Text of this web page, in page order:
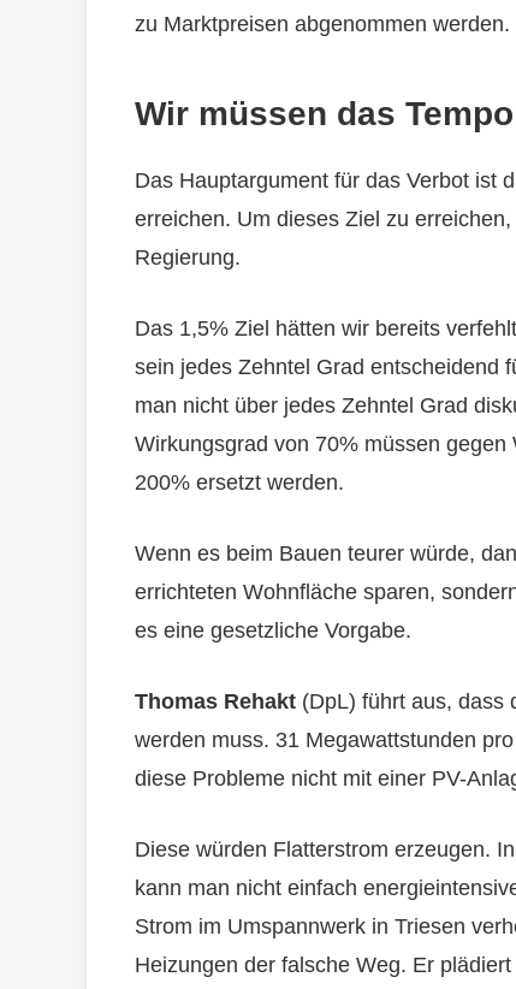
zu Marktpreisen abgenommen werden.
Wir müssen das
Das Hauptargument für das Verbot ist
erreichen. Um dieses Ziel zu
Regierung.
Das 1,5% Ziel hätten wir bereits
sein jedes Zehntel Grad entscheidend
man nicht über jedes Zehntel Grad
Wirkungsgrad von 70% müssen
200% ersetzt werden.
Wenn es beim Bauen teurer würde,
errichteten Wohnfläche sparen,
es eine gesetzliche Vorgabe.
Thomas Rehakt (DpL) führt aus, dass
werden muss. 31 Megawattstunden
diese Probleme nicht mit einer PV-
Diese würden Flatterstrom erzeugen.
kann man nicht einfach
Strom im Umspannwerk in Triesen
Heizungen der falsche Weg. Er